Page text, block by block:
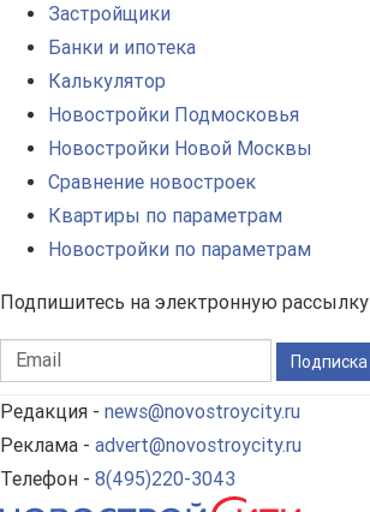
Застройщики
Банки и ипотека
Калькулятор
Новостройки Подмосковья
Новостройки Новой Москвы
Сравнение новостроек
Квартиры по параметрам
Новостройки по параметрам
Подпишитесь на электронную рассылку
Подписка
Редакция - news@novostroycity.ru
Реклама - advert@novostroycity.ru
Телефон - 8(495)220-3043